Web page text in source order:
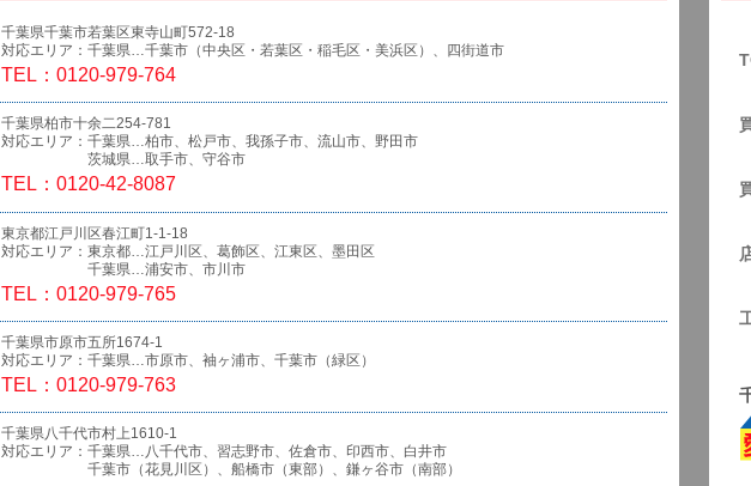
千葉県千葉市若葉区東寺山町572-18
対応エリア：千葉県…千葉市（中央区・若葉区・稲毛区・美浜区）、四街道市
TEL：0120-979-764
千葉県柏市十余二254-781
対応エリア：千葉県…柏市、松戸市、我孫子市、流山市、野田市
茨城県…取手市、守谷市
TEL：0120-42-8087
東京都江戸川区春江町1-1-18
対応エリア：東京都…江戸川区、葛飾区、江東区、墨田区
千葉県…浦安市、市川市
TEL：0120-979-765
千葉県市原市五所1674-1
対応エリア：千葉県…市原市、袖ヶ浦市、千葉市（緑区）
TEL：0120-979-763
千葉県八千代市村上1610-1
対応エリア：千葉県…八千代市、習志野市、佐倉市、印西市、白井市
千葉市（花見川区）、船橋市（東部）、鎌ヶ谷市（南部）